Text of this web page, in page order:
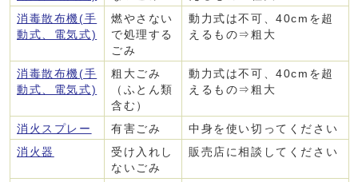
消毒散布機(手
動式、電気式)
燃やさない
で処理する
ごみ
動力式は不可、40cmを超
えるもの⇒粗大
消毒散布機(手
動式、電気式)
粗大ごみ
（ふとん類
含む）
動力式は不可、40cmを超
えるもの⇒粗大
消火スプレー 有害ごみ
中身を使い切ってください
消火器
受け入れし
ないごみ
販売店に相談してください